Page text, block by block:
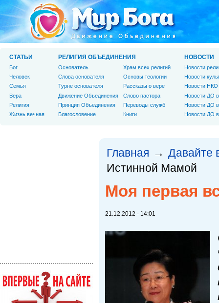
Главная → Давайте
Истинной Мамой
Моя первая
21.12.2012 - 14:01
СТАТЬИ
Бог
Человек
Cемья
Вера
Религия
Жизнь вечная
РЕЛИГИЯ ОБЪЕДИНЕНИЯ
Основатель
Слова основателя
Турне основателя
Движение Объединения
Принцип Объединения
Благословение
Храм всех религий
Основы теологии
Рассказы о вере
Слово пастора
Переводы служб
Книги
НОВОСТИ
Новости
Новости
Новости НКО
Новости ДО
Новости ДО
Новости ДО